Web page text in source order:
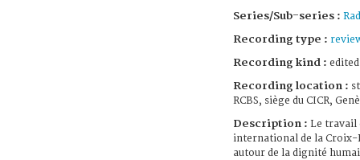
Series/Sub-series :
Recording type :
Recording kind :
Recording location :
RCBS, siège du CICR,
Description : Le travail
international de la Croix-
autour de la dignité